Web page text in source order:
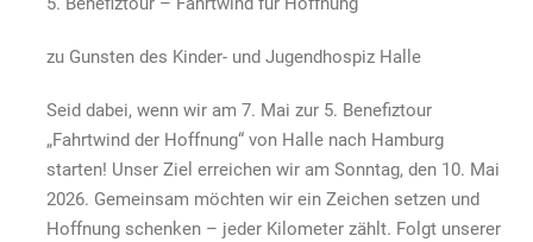
zu Gunsten des Kinder- und Jugendhospiz Halle
Seid dabei, wenn wir am 7. Mai zur 5. Benefiztour
„Fahrtwind der Hoffnung“ von Halle nach Hamburg
starten! Unser Ziel erreichen wir am Sonntag, den 10. Mai
2026. Gemeinsam möchten wir ein Zeichen setzen und
Hoffnung schenken – jeder Kilometer zählt. Folgt unserer